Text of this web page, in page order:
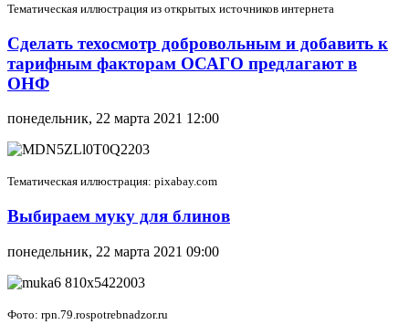
Тематическая иллюстрация из открытых источников интернета
Сделать техосмотр добровольным и добавить к
тарифным факторам ОСАГО предлагают в
ОНФ
понедельник, 22 марта 2021 12:00
Тематическая иллюстрация: pixabay.com
Выбираем муку для блинов
понедельник, 22 марта 2021 09:00
Фото: rpn.79.rospotrebnadzor.ru